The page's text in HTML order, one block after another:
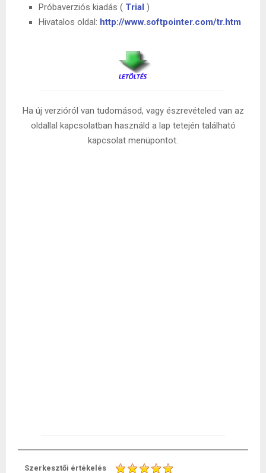
Próbaverziós kiadás ( Trial )
Hivatalos oldal: http://www.softpointer.com/tr.htm
Ha új verzióról van tudomásod, vagy észrevételed van az
oldallal kapcsolatban használd a lap tetején található
kapcsolat menüpontot.
Szerkesztői értékelés